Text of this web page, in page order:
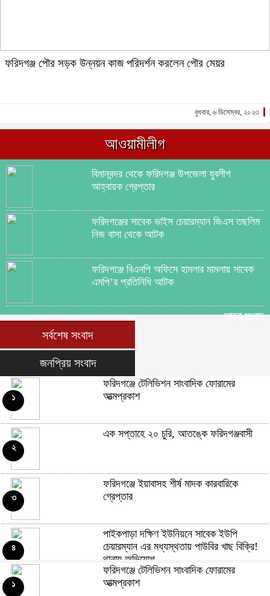
ফরিদগঞ্জ পৌর সড়ক উন্নয়ন কাজ পরিদর্শন করলেন পৌর মেয়র
বুধবার, ৬ ডিসেম্বর, ২০২৩
আওয়ামীলীগ
বিমানবন্দর থেকে ফরিদগঞ্জ উপজেলা যুবলীগ
আহ্বায়ক গ্রেপ্তার
ফরিদগঞ্জের সাবেক ভাইস চেয়ারম্যান জিএস তছলিম
নিজ বাসা থেকে আটক
ফরিদগঞ্জে বিএনপি অফিসে হামলার মামলায় সাবেক
এমপি’র প্রতিনিধি আটক
আরো সংবাদ
সর্বশেষ সংবাদ
জনপ্রিয় সংবাদ
ফরিদগঞ্জে টেলিভিশন সাংবাদিক ফোরামের
আত্মপ্রকাশ
১
এক সপ্তাহে ২০ চুরি, আতঙ্কে ফরিদগঞ্জবাসী
২
ফরিদগঞ্জে ইয়াবাসহ শীর্ষ মাদক কারবারিকে
গ্রেপ্তার
৩
পাইকপাড়া দক্ষিণ ইউনিয়নে সাবেক ইউপি
চেয়ারম্যান এর মধ্যস্থতায় পাউবির খাছ বিক্রি!
থানায় অভিযোগ
৪
গাব্দেরগাঁও গ্রামে আদালতের রায়ের পরও মিলছে না
ফরিদগঞ্জে টেলিভিশন সাংবাদিক ফোরামের
আত্মপ্রকাশ
১